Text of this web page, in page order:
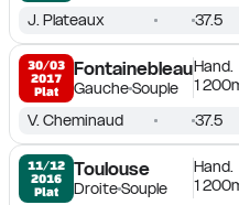
J. Plateaux 37.5
30/03
2017
Plat
Fontainebleau
GaucheSouple
Hand.
1
V. Cheminaud 37.5
11/12
2016
Plat
Toulouse
DroiteSouple
Hand.
1